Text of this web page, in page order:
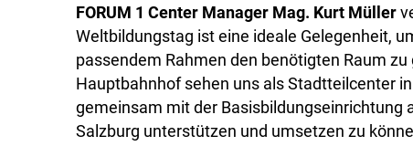
FORUM 1 Center Manager Mag. Kurt Müller
Weltbildungstag ist eine ideale Gelegenheit,
passendem Rahmen den benötigten Raum
Hauptbahnhof sehen uns als Stadtteilcenter
gemeinsam mit der Basisbildungseinrichtung
Salzburg unterstützen und umsetzen zu